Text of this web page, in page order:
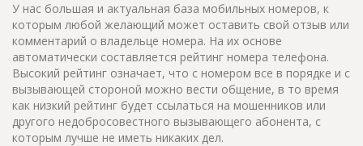
У нас большая и актуальная база мобильных номеров, к
которым любой желающий может оставить свой отзыв или
комментарий о владельце номера. На их основе
автоматически составляется рейтинг номера телефона.
Высокий рейтинг означает, что с номером все в порядке и с
вызывающей стороной можно вести общение, в то время
как низкий рейтинг будет ссылаться на мошенников или
другого недобросовестного вызывающего абонента, с
которым лучше не иметь никаких дел.